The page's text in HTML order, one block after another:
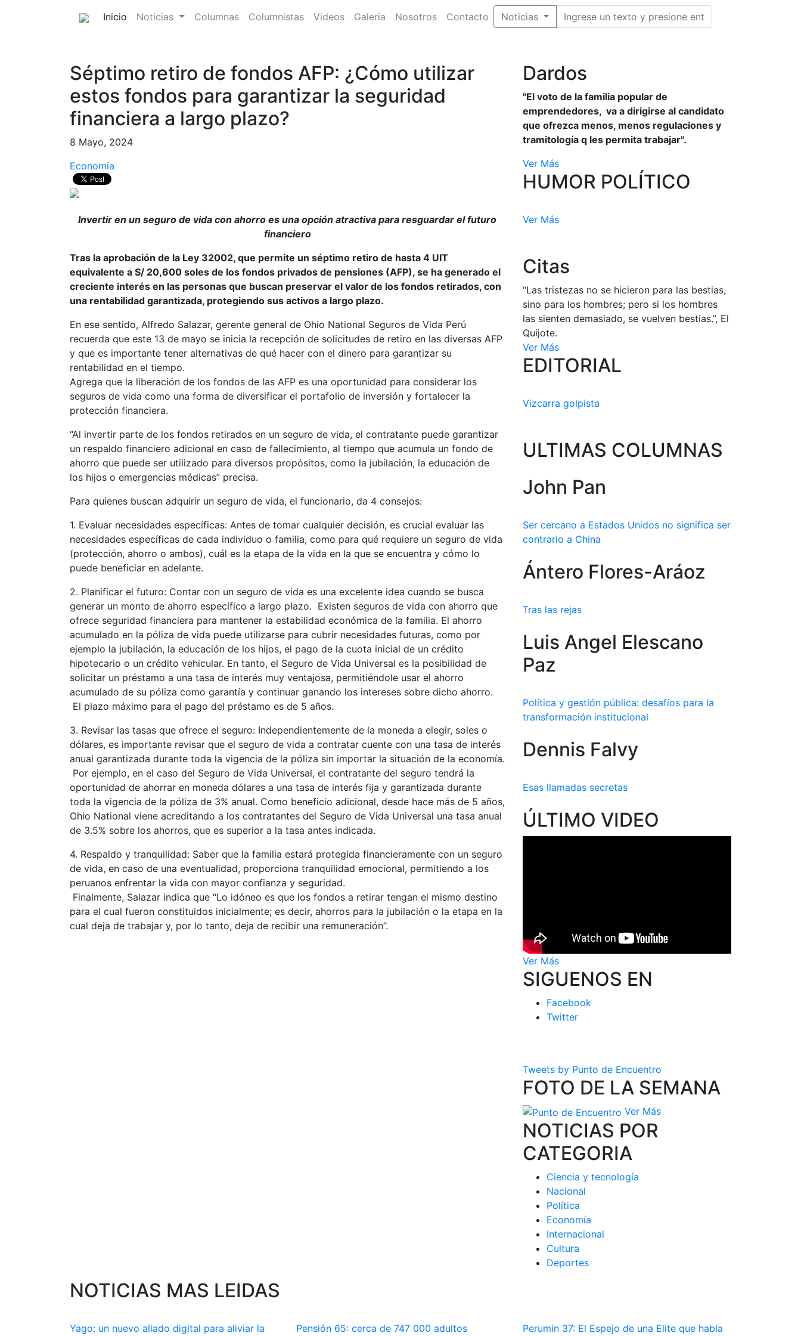
Inicio (current)
Noticias Columnas Columnistas Videos Galeria Nosotros Contacto Noticias
Séptimo retiro de fondos AFP: ¿Cómo utilizar
estos fondos para garantizar la seguridad
financiera a largo plazo?
8 Mayo, 2024
Economía
Invertir en un seguro de vida con ahorro es una opción atractiva para resguardar el futuro
financiero
Tras la aprobación de la Ley 32002, que permite un séptimo retiro de hasta 4 UIT
equivalente a S/ 20,600 soles de los fondos privados de pensiones (AFP), se ha generado el
creciente interés en las personas que buscan preservar el valor de los fondos retirados, con
una rentabilidad garantizada, protegiendo sus activos a largo plazo.
En ese sentido, Alfredo Salazar, gerente general de Ohio National Seguros de Vida Perú
recuerda que este 13 de mayo se inicia la recepción de solicitudes de retiro en las diversas AFP
y que es importante tener alternativas de qué hacer con el dinero para garantizar su
rentabilidad en el tiempo.
Agrega que la liberación de los fondos de las AFP es una oportunidad para considerar los
seguros de vida como una forma de diversificar el portafolio de inversión y fortalecer la
protección financiera.
“Al invertir parte de los fondos retirados en un seguro de vida, el contratante puede garantizar
un respaldo financiero adicional en caso de fallecimiento, al tiempo que acumula un fondo de
ahorro que puede ser utilizado para diversos propósitos, como la jubilación, la educación de
los hijos o emergencias médicas” precisa.
Para quienes buscan adquirir un seguro de vida, el funcionario, da 4 consejos:
1. Evaluar necesidades específicas: Antes de tomar cualquier decisión, es crucial evaluar las
necesidades específicas de cada individuo o familia, como para qué requiere un seguro de vida
(protección, ahorro o ambos), cuál es la etapa de la vida en la que se encuentra y cómo lo
puede beneficiar en adelante.
2. Planificar el futuro: Contar con un seguro de vida es una excelente idea cuando se busca
generar un monto de ahorro específico a largo plazo. Existen seguros de vida con ahorro que
ofrece seguridad financiera para mantener la estabilidad económica de la familia. El ahorro
acumulado en la póliza de vida puede utilizarse para cubrir necesidades futuras, como por
ejemplo la jubilación, la educación de los hijos, el pago de la cuota inicial de un crédito
hipotecario o un crédito vehicular. En tanto, el Seguro de Vida Universal es la posibilidad de
solicitar un préstamo a una tasa de interés muy ventajosa, permitiéndole usar el ahorro
acumulado de su póliza como garantía y continuar ganando los intereses sobre dicho ahorro.
El plazo máximo para el pago del préstamo es de 5 años.
3. Revisar las tasas que ofrece el seguro: Independientemente de la moneda a elegir, soles o
dólares, es importante revisar que el seguro de vida a contratar cuente con una tasa de interés
anual garantizada durante toda la vigencia de la póliza sin importar la situación de la economía.
Por ejemplo, en el caso del Seguro de Vida Universal, el contratante del seguro tendrá la
oportunidad de ahorrar en moneda dólares a una tasa de interés fija y garantizada durante
toda la vigencia de la póliza de 3% anual. Como beneficio adicional, desde hace más de 5 años,
Ohio National viene acreditando a los contratantes del Seguro de Vida Universal una tasa anual
de 3.5% sobre los ahorros, que es superior a la tasa antes indicada.
4. Respaldo y tranquilidad: Saber que la familia estará protegida financieramente con un seguro
de vida, en caso de una eventualidad, proporciona tranquilidad emocional, permitiendo a los
peruanos enfrentar la vida con mayor confianza y seguridad.
Finalmente, Salazar indica que “Lo idóneo es que los fondos a retirar tengan el mismo destino
para el cual fueron constituidos inicialmente; es decir, ahorros para la jubilación o la etapa en la
cual deja de trabajar y, por lo tanto, deja de recibir una remuneración”.
Dardos
"El voto de la familia popular de
emprendedores, va a dirigirse al candidato
que ofrezca menos, menos regulaciones y
tramitología q les permita trabajar".
Ver Más
HUMOR POLÍTICO
Ver Más
Citas
“Las tristezas no se hicieron para las bestias,
sino para los hombres; pero si los hombres
las sienten demasiado, se vuelven bestias.”, El
Quijote.
Ver Más
EDITORIAL
Vizcarra golpista
ULTIMAS COLUMNAS
John Pan
Ser cercano a Estados Unidos no significa ser
contrario a China
Ántero Flores-Aráoz
Tras las rejas
Luis Angel Elescano
Paz
Política y gestión pública: desafíos para la
transformación institucional
Dennis Falvy
Esas llamadas secretas
ÚLTIMO VIDEO
Ver Más
SIGUENOS EN
Facebook
Twitter
Tweets by Punto de Encuentro
FOTO DE LA SEMANA
Ver Más
NOTICIAS POR
CATEGORIA
Ciencia y tecnología
Nacional
Política
Economía
Internacional
Cultura
Deportes
NOTICIAS MAS LEIDAS
Yago: un nuevo aliado digital para aliviar la Pensión 65: cerca de 747 000 adultos Perumin 37: El Espejo de una Elite que habla